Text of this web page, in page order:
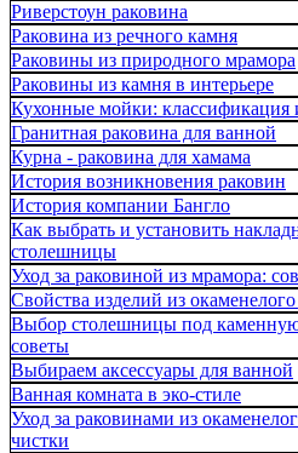
Риверстоун раковина
Раковина из речного камня
Раковины из природного мрамора
Раковины из камня в интерьере
Кухонные мойки: классификация
Гранитная раковина для ванной
Курна - раковина для хамама
История возникновения раковин
История компании Бангло
Как выбрать и установить
столешницы
Уход за раковиной из мрамора:
Свойства изделий из окаменелого
Выбор столешницы под
советы
Выбираем аксессуары для ванной
Ванная комната в эко-стиле
Уход за раковинами из
чистки